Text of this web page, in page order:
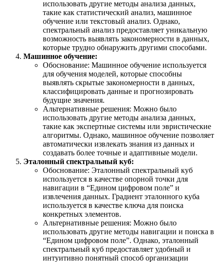
использовать другие методы анализа данных,
такие как статистический анализ, машинное
обучение или текстовый анализ. Однако,
спектральный анализ предоставляет уникальную
возможность выявлять закономерности в данных,
которые трудно обнаружить другими способами.
Машинное обучение:
Обоснование: Машинное обучение используется
для обучения моделей, которые способны
выявлять скрытые закономерности в данных,
классифицировать данные и прогнозировать
будущие значения.
Альтернативные решения: Можно было
использовать другие методы анализа данных,
такие как экспертные системы или эвристические
алгоритмы. Однако, машинное обучение позволяет
автоматически извлекать знания из данных и
создавать более точные и адаптивные модели.
Эталонный спектральный куб:
Обоснование: Эталонный спектральный куб
используется в качестве опорной точки для
навигации в “Едином цифровом поле” и
извлечения данных. Градиент эталонного куба
используется в качестве ключа для поиска
конкретных элементов.
Альтернативные решения: Можно было
использовать другие методы навигации и поиска в
“Едином цифровом поле”. Однако, эталонный
спектральный куб предоставляет удобный и
интуитивно понятный способ организации